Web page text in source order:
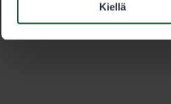
Kiellä